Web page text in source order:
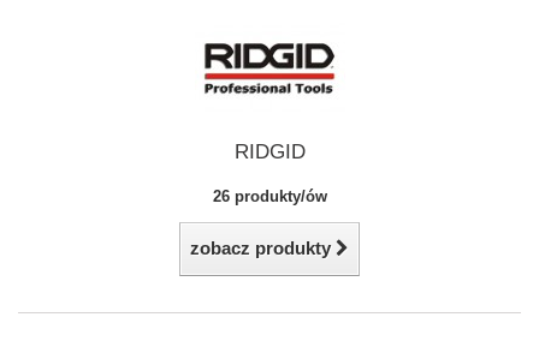
RIDGID
26 produkty/ów
zobacz produkty